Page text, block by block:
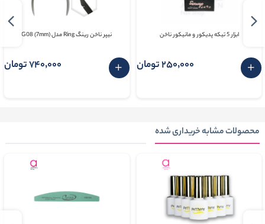
ابزار 5 تیکه پدیکور و مانیکور ناخن
250٬000 تومان
نیپر ناخن رینگ Ring مدل G08 (7mm)
740٬000 تومان
محصولات مشابه خریداری شده